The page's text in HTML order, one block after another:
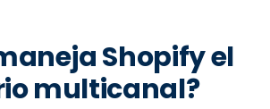
Shopify el
multicanal?